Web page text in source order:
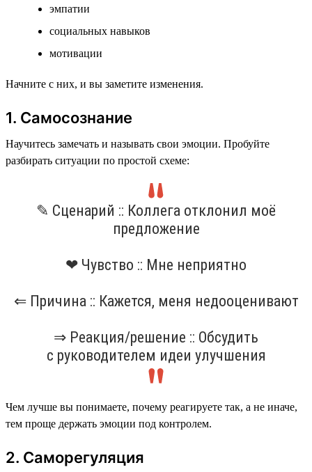
эмпатии
социальных навыков
мотивации
Начните с них, и вы заметите изменения.
1. Самосознание
Научитесь замечать и называть свои эмоции. Пробуйте
разбирать ситуации по простой схеме:
✎ Сценарий :: Коллега отклонил моё
предложение
❤ Чувство :: Мне неприятно
⇐ Причина :: Кажется, меня недооценивают
⇒ Реакция/решение :: Обсудить
с руководителем идеи улучшения
Чем лучше вы понимаете, почему реагируете так, а не иначе,
тем проще держать эмоции под контролем.
2. Саморегуляция